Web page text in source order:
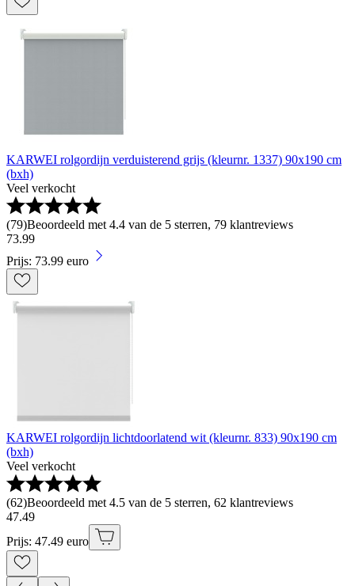
KARWEI rolgordijn verduisterend grijs (kleurnr. 1337) 90x190 cm
(bxh)
Veel verkocht
(79)Beoordeeld met 4.4 van de 5 sterren, 79 klantreviews
73.99
Prijs: 73.99 euro
KARWEI rolgordijn lichtdoorlatend wit (kleurnr. 833) 90x190 cm
(bxh)
Veel verkocht
(62)Beoordeeld met 4.5 van de 5 sterren, 62 klantreviews
47.49
Prijs: 47.49 euro